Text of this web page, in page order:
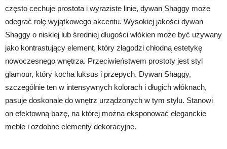
często cechuje prostota i wyraziste linie, dywan Shaggy może
odegrać rolę wyjątkowego akcentu. Wysokiej jakości dywan
Shaggy o niskiej lub średniej długości włókien może być używany
jako kontrastujący element, który złagodzi chłodną estetykę
nowoczesnego wnętrza. Przeciwieństwem prostoty jest styl
glamour, który kocha luksus i przepych. Dywan Shaggy,
szczególnie ten w intensywnych kolorach i długich włóknach,
pasuje doskonale do wnętrz urządzonych w tym stylu. Stanowi
on efektowną bazę, na której można eksponować eleganckie
meble i ozdobne elementy dekoracyjne.